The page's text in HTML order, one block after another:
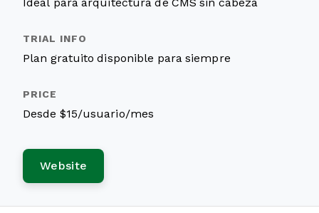
Ideal para arquitectura de CMS sin cabeza
Plan gratuito disponible para siempre
Desde $15/usuario/mes
Website